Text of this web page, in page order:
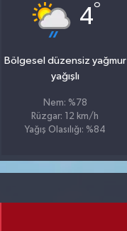
4°
Bölgesel düzensiz yağmur
yağışlı
Nem: %78
Rüzgar: 12 km/h
Yağış Olasılığı: %84